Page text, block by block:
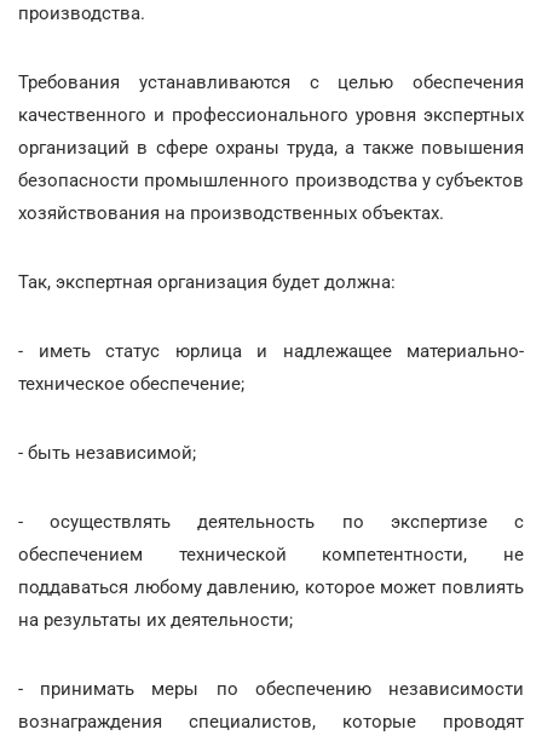
производства.
Требования устанавливаются с целью обеспечения
качественного и профессионального уровня экспертных
организаций в сфере охраны труда, а также повышения
безопасности промышленного производства у субъектов
хозяйствования на производственных объектах.
Так, экспертная организация будет должна:
- иметь статус юрлица и надлежащее материально-
техническое обеспечение;
- быть независимой;
- осуществлять деятельность по экспертизе с
обеспечением технической компетентности, не
поддаваться любому давлению, которое может повлиять
на результаты их деятельности;
- принимать меры по обеспечению независимости
вознаграждения специалистов, которые проводят